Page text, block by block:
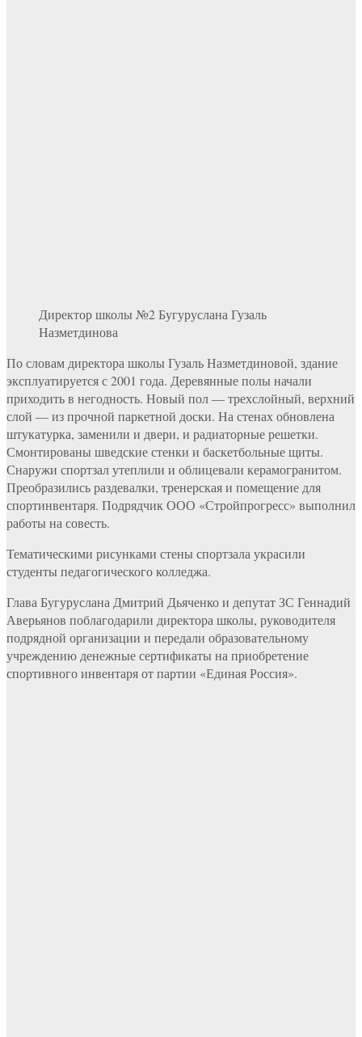
Директор школы №2 Бугуруслана Гузаль
Назметдинова
По словам директора школы Гузаль Назметдиновой, здание
эксплуатируется с 2001 года. Деревянные полы начали
приходить в негодность. Новый пол — трехслойный, верхний
слой — из прочной паркетной доски. На стенах обновлена
штукатурка, заменили и двери, и радиаторные решетки.
Смонтированы шведские стенки и баскетбольные щиты.
Снаружи спортзал утеплили и облицевали керамогранитом.
Преобразились раздевалки, тренерская и помещение для
спортинвентаря. Подрядчик ООО «Стройпрогресс» выполнил
работы на совесть.
Тематическими рисунками стены спортзала украсили
студенты педагогического колледжа.
Глава Бугуруслана Дмитрий Дьяченко и депутат ЗС Геннадий
Аверьянов поблагодарили директора школы, руководителя
подрядной организации и передали образовательному
учреждению денежные сертификаты на приобретение
спортивного инвентаря от партии «Единая Россия».